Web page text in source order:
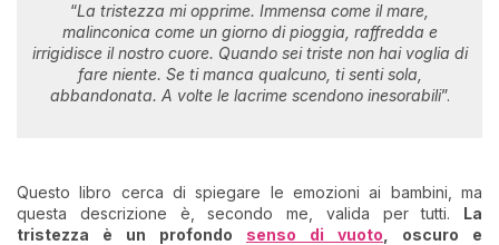
“La tristezza mi opprime. Immensa come il mare,
malinconica come un giorno di pioggia, raffredda e
irrigidisce il nostro cuore. Quando sei triste non hai voglia di
fare niente. Se ti manca qualcuno, ti senti sola,
abbandonata. A volte le lacrime scendono inesorabili”.
Questo libro cerca di spiegare le emozioni ai bambini, ma
questa descrizione è, secondo me, valida per tutti. La
tristezza è un profondo senso di vuoto , oscuro e